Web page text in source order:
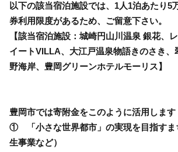
以下の該当宿泊施設では、1人1泊あたり5
券利用限度があるため、ご留意下さい。
【該当宿泊施設：城崎円山川温泉 銀花、
イートVILLA、大江戸温泉物語きのさき、
野海岸、豊岡グリーンホテルモーリス】
豊岡市では寄附金をこのように活用します
① 「小さな世界都市」の実現を目指すま
生事業など）